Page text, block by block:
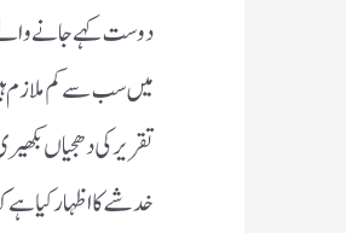
دوست کہے جانے
میں سب سے کم ملازم
تقریر کی دھجیاں
خدشے کا اظہار کیا ہے